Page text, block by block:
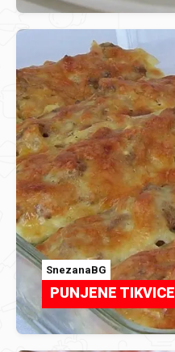
SnezanaBG
PUNJENE TIKVICE